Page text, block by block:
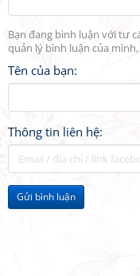
Bạn đang bình luận với tư
quản lý bình luận của
Tên của bạn:
Thông tin liên hệ:
Gửi bình luận